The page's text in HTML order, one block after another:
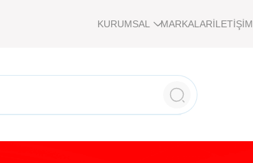
KURUMSAL MARKALARİLETİŞİM